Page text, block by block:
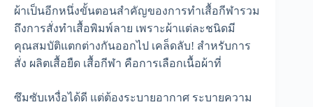
ผ้าเป็นอีกหนึ่งขั้นตอนสำคัญของการทำเสื้อกีฬารวม
ถึงการสั่งทำเสื้อพิมพ์ลาย เพราะผ้าแต่ละชนิดมี
คุณสมบัติแตกต่างกันออกไป เคล็ดลับ! สำหรับการ
สั่ง ผลิตเสื้อยืด เสื้อกีฬา คือการเลือกเนื้อผ้าที่
ซึมซับเหงื่อได้ดี แต่ต้องระบายอากาศ ระบายความ